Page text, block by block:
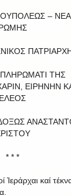
–
ΤΗΣ
ΕΙΡΗΝΗΝ
EΛΕΟΣ
* * *
Ἱεράρχαι καί